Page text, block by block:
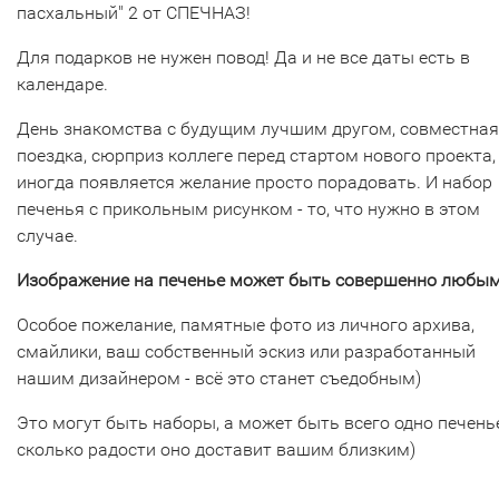
пасхальный" 2 от СПЕЧНАЗ!
Для подарков не нужен повод! Да и не все даты есть в
календаре.
День знакомства с будущим лучшим другом, совместная
поездка, сюрприз коллеге перед стартом нового
иногда появляется желание просто порадовать. И набор
печенья с прикольным рисунком - то, что нужно в этом
случае.
Изображение на печенье может быть совершенно
Особое пожелание, памятные фото из личного архива,
смайлики, ваш собственный эскиз или разработанный
нашим дизайнером - всё это станет съедобным)
Это могут быть наборы, а может быть всего одно
сколько радости оно доставит вашим близким)